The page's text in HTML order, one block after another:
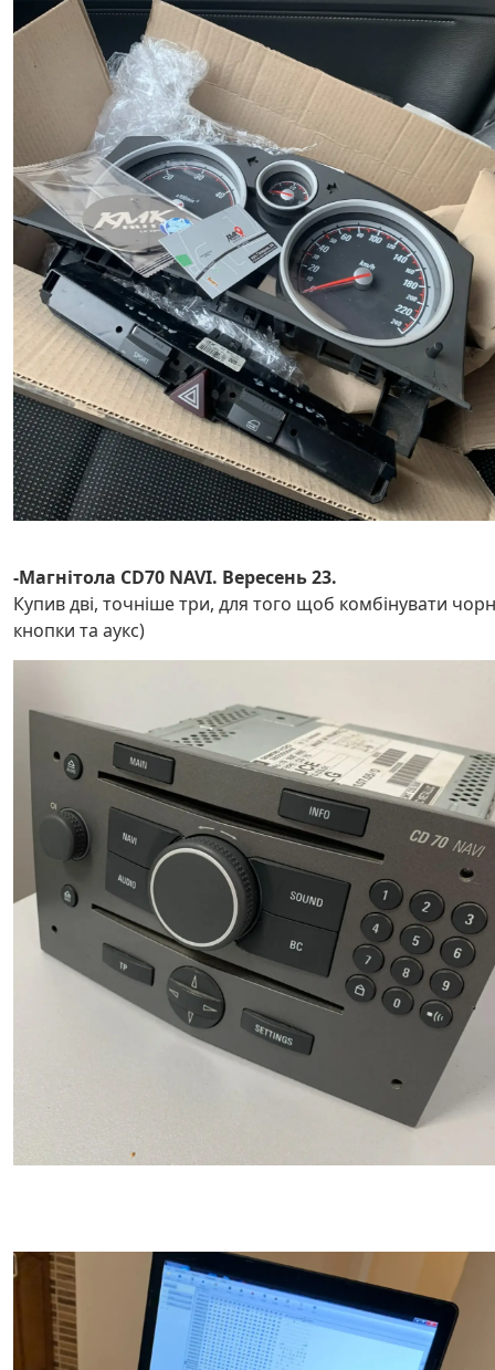
-Магнітола CD70 NAVI. Вересень 23.
Купив дві, точніше три, для того щоб комбінувати
кнопки та аукс)